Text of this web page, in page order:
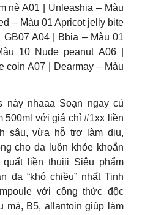
nè A01 | Unleashia – Màu
– Màu 01 Apricot jelly bite
A04 | Bbia – Màu 01
10 Nude peanut A06 |
coin A07 | Dearmay – Màu
này nhaaa Soạn ngay cú
500ml với giá chỉ #1xx liền
sâu, vừa hỗ trợ làm dịu,
cho da luôn khỏe khoắn
liền thuiii Siêu phẩm
da “khó chiều” nhất Tinh
với công thức độc
má, B5, allantoin giúp làm